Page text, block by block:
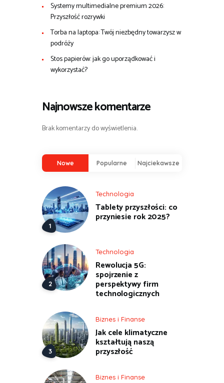
Systemy multimedialne premium 2026:
Przyszłość rozrywki
Torba na laptopa: Twój niezbędny towarzysz w
podróży
Stos papierów: jak go uporządkować i
wykorzystać?
Najnowsze komentarze
Brak komentarzy do wyświetlenia.
Nowe Popularne Najciekawsze
Technologia
Tablety przyszłości: co
przyniesie rok 2025?
Technologia
Rewolucja 5G:
spojrzenie z
perspektywy firm
technologicznych
Biznes i Finanse
Jak cele klimatyczne
kształtują naszą
przyszłość
Biznes i Finanse